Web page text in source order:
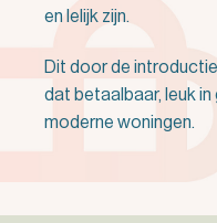
en lelijk zijn.
Dit door de
dat betaalbaar, leuk
moderne woningen.